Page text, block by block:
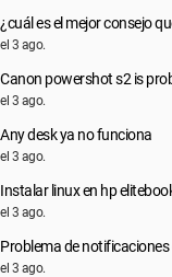
¿cuál es el mejor consejo
el 3 ago.
Canon powershot s2 is
el 3 ago.
Any desk ya no funciona
el 3 ago.
Instalar linux en hp
el 3 ago.
Problema de
el 3 ago.